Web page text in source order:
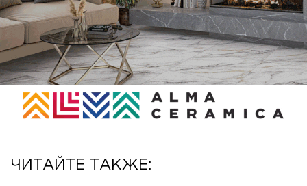
ЧИТАЙТЕ ТАКЖЕ: